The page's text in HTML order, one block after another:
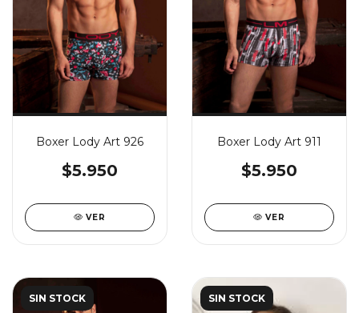
Boxer Lody Art 926
$5.950
VER
Boxer Lody Art 911
$5.950
VER
SIN STOCK SIN STOCK